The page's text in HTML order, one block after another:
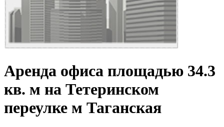
Аренда офиса площадью 34.3
кв. м на Тетеринском
переулке м Таганская